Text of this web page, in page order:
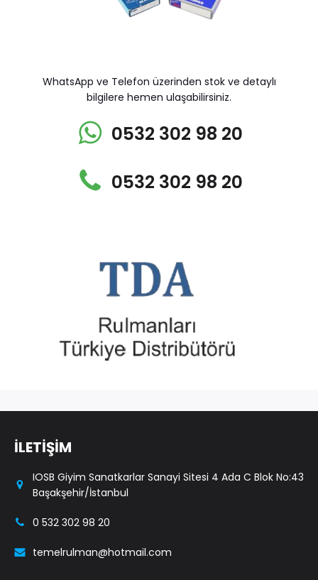
WhatsApp ve Telefon üzerinden stok ve detaylı
bilgilere hemen ulaşabilirsiniz.
0532 302 98 20
0532 302 98 20
İLETİŞİM
IOSB Giyim Sanatkarlar Sanayi Sitesi 4 Ada C Blok No:43
Başakşehir/İstanbul
0 532 302 98 20
temelrulman@hotmail.com